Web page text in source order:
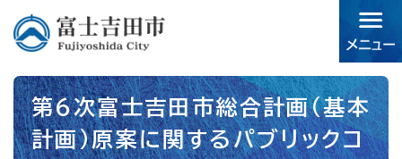
す。
本
文 第6次富士吉田市総合計画（基本
計画）原案に関するパブリックコ